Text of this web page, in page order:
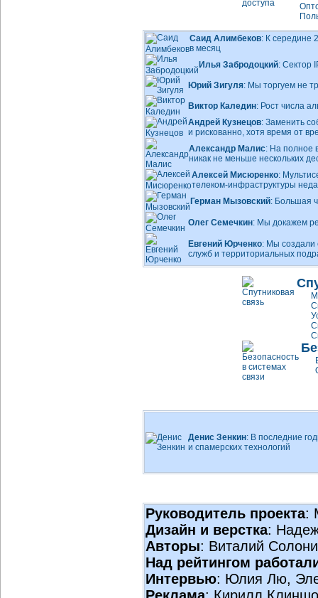
Саид Алимбеков: К середине
в месяц
Илья Забродоцкий: Сектор
Юрий Зигуля: Мы торгуем не
Виктор Каледин: Рост числа
Андрей Кузнецов: Заменить
и рискованно, хотя время от
Александр Малис: На полное
никак не меньше нескольких
Алексей Мисюренко:
телеком-инфраструктуры
Герман Мызовский: Большая
Олег Семечкин: Мы докажем
Евгений Юрченко: Мы создали
служб и территориальных
Денис Зенкин: В последние
и спамерских технологий
Руководитель проекта:
Дизайн и верстка:
Авторы: Виталий
Над рейтингом
Интервью: Юлия Лю,